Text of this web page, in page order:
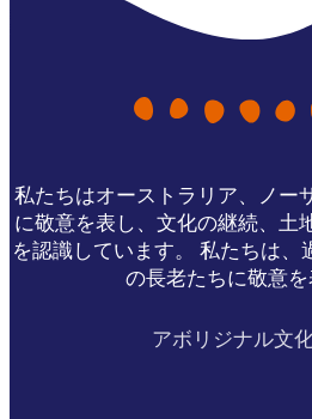
私たちはオーストラリア、ノー
に敬意を表し、文化の継続、土
を認識しています。 私たちは、
の長老たちに敬意を
アボリジナル文